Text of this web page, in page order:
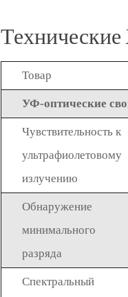
Товар
УФ-оптические
Чувствительность к
ультрафиолетовому
излучению
Обнаружение
минимального
разряда
Спектральный